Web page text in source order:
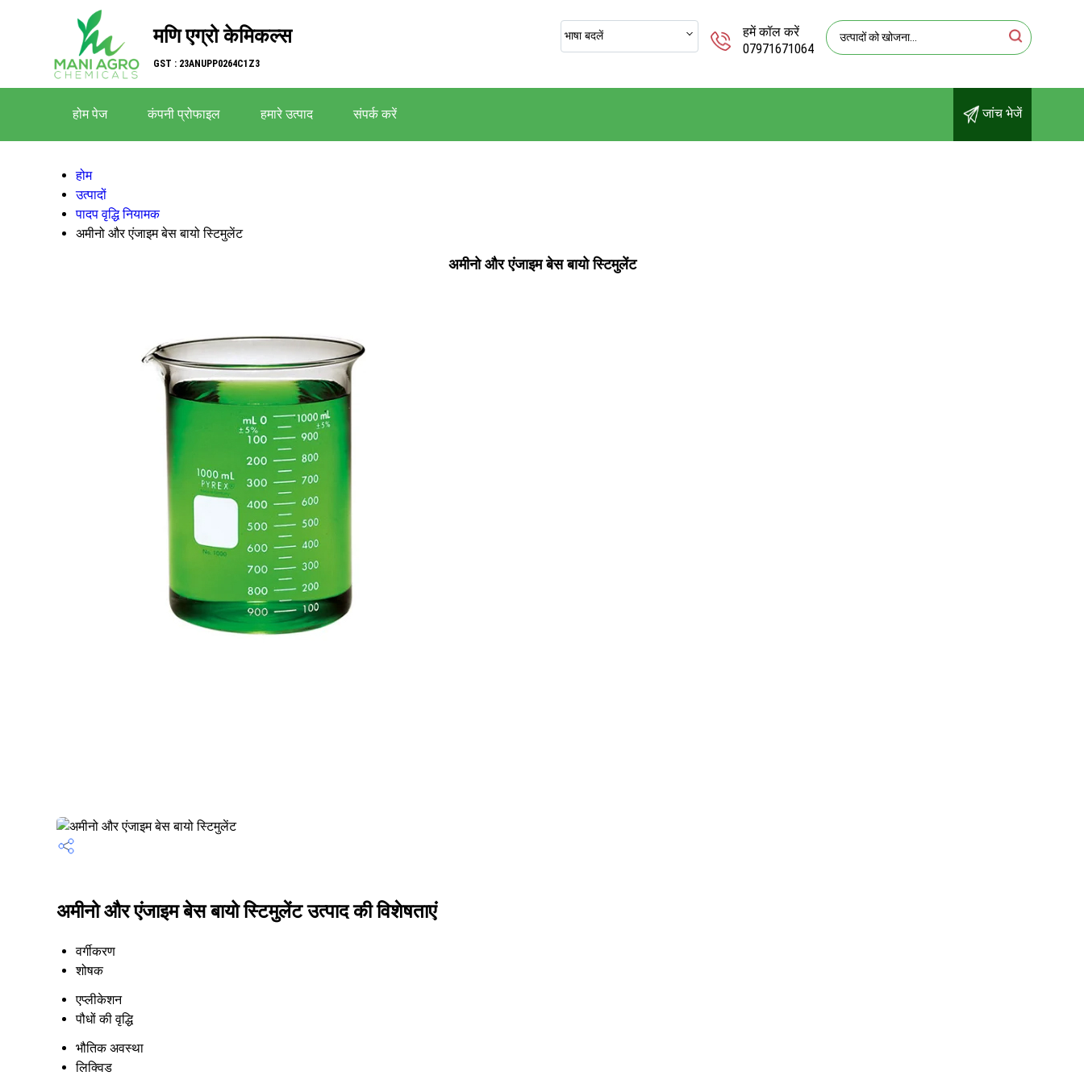
मणि एग्रो केमिकल्स
GST : 23ANUPP0264C1Z3
हमें कॉल करें
07971671064
भाषा बदलें
होम पेज कंपनी प्रोफाइल हमारे उत्पाद संपर्क करें जांच भेजें
होम
उत्पादों
पादप वृद्धि नियामक
अमीनो और एंजाइम बेस बायो स्टिमुलेंट
अमीनो और एंजाइम बेस बायो स्टिमुलेंट
अमीनो और एंजाइम बेस बायो स्टिमुलेंट उत्पाद की विशेषताएं
वर्गीकरण
शोषक
एप्लीकेशन
पौधों की वृद्धि
भौतिक अवस्था
लिक्विड